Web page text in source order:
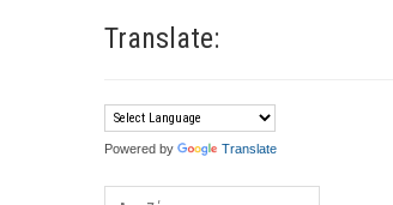
Translate:
Powered by Translate